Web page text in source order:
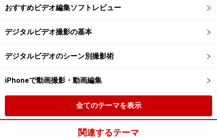
おすすめビデオ編集ソフトレビュー
デジタルビデオ撮影の基本
デジタルビデオのシーン別撮影術
iPhoneで動画撮影・動画編集
全てのテーマを表示
関連するテーマ